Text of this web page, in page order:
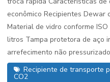
econômico Recipientes Dewar
Material de vidro conforme
litros Tampa protetora de aço
arrefecimento não
Recipiente de transporte
CO2